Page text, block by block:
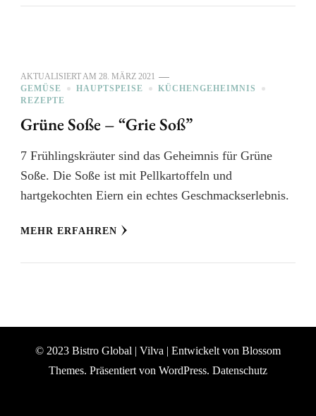
AKTUALISIERT AM 28. MÄRZ 2021
GEMÜSE
HAUPTSPEISE
KÜCHENGEHEIMNIS
REZEPTE
Grüne Soße – “Grie Soß”
7 Frühlingskräuter sind das Geheimnis für Grüne
Soße. Die Soße ist mit Pellkartoffeln und
hartgekochten Eiern ein echtes Geschmackserlebnis.
MEHR ERFAHREN
© 2023 Bistro Global | Vilva | Entwickelt von Blossom
Themes. Präsentiert von WordPress. Datenschutz